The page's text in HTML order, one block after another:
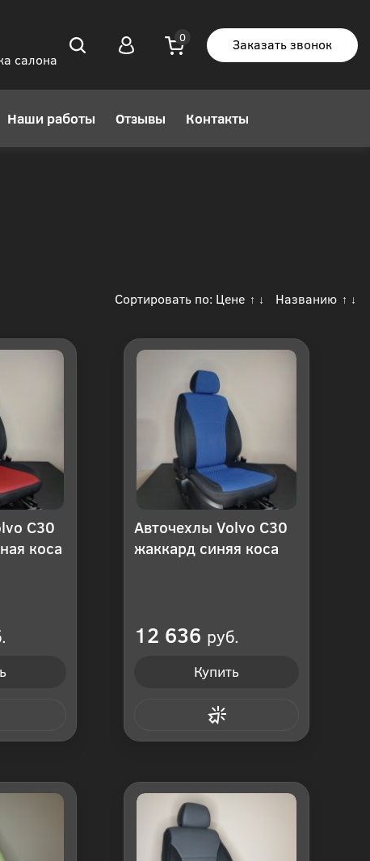
салона
Заказать звонок
Наши работы Отзывы Контакты
Сортировать по: Цене ↑ ↓ Названию ↑ ↓
C30
коса
Авточехлы Volvo C30
жаккард синяя коса
12 636 руб.
Купить